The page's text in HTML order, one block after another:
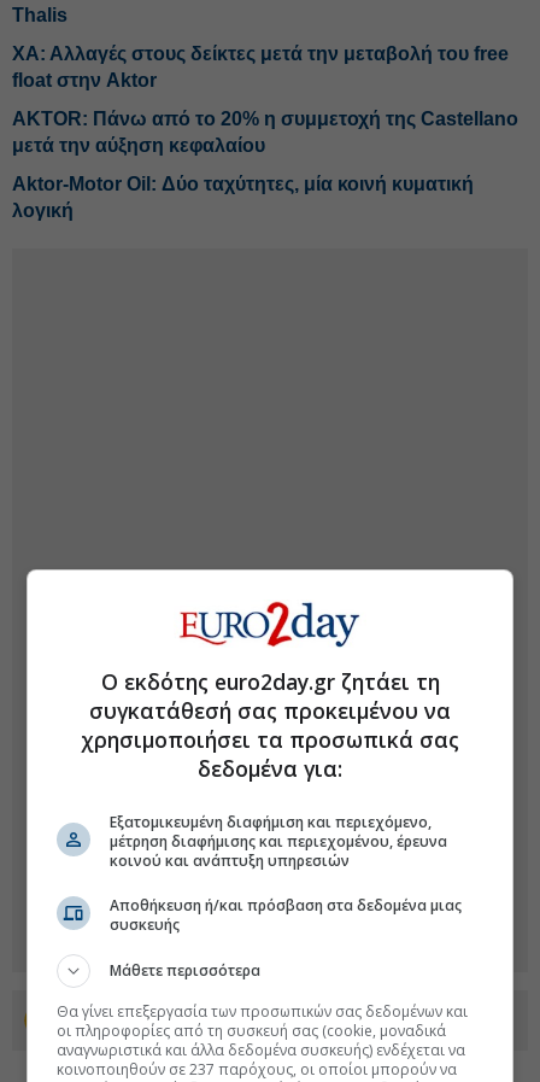
Thalis
ΧΑ: Αλλαγές στους δείκτες μετά την μεταβολή του free
float στην Aktor
AKTOR: Πάνω από το 20% η συμμετοχή της Castellano
μετά την αύξηση κεφαλαίου
Αktor-Motor Oil: Δύο ταχύτητες, μία κοινή κυματική
λογική
Προσθέστε το euro2day.gr στο Discover
Ο εκδότης euro2day.gr ζητάει τη
συγκατάθεσή σας προκειμένου να
χρησιμοποιήσει τα προσωπικά σας
δεδομένα για:
Εξατομικευμένη διαφήμιση και περιεχόμενο,
μέτρηση διαφήμισης και περιεχομένου, έρευνα
κοινού και ανάπτυξη υπηρεσιών
Αποθήκευση ή/και πρόσβαση στα δεδομένα μιας
συσκευής
Μάθετε περισσότερα
Θα γίνει επεξεργασία των προσωπικών σας δεδομένων και
οι πληροφορίες από τη συσκευή σας (cookie, μοναδικά
αναγνωριστικά και άλλα δεδομένα συσκευής) ενδέχεται να
κοινοποιηθούν σε 237 παρόχους, οι οποίοι μπορούν να